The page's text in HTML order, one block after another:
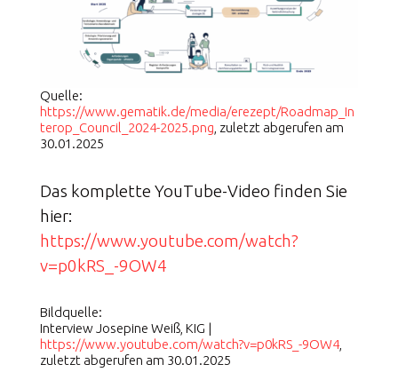
Quelle:
https://www.gematik.de/media/erezept/Roadmap_In
terop_Council_2024-2025.png , zuletzt abgerufen am
30.01.2025
Das komplette YouTube-Video finden Sie
hier:
https://www.youtube.com/watch?
v=p0kRS_-9OW4
Bildquelle:
Interview Josepine Weiß, KIG |
https://www.youtube.com/watch?v=p0kRS_-9OW4,
zuletzt abgerufen am 30.01.2025